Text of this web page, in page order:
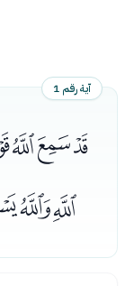
آية رقم 1